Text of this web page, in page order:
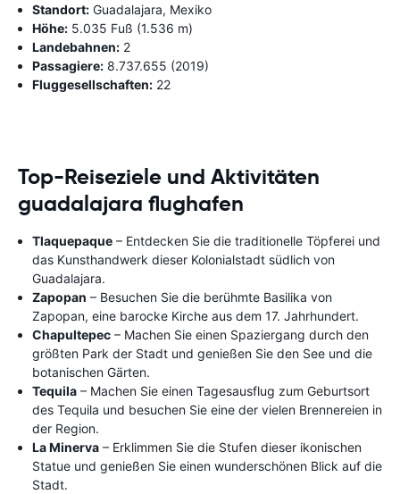
Standort: Guadalajara, Mexiko
Höhe: 5.035 Fuß (1.536 m)
Landebahnen: 2
Passagiere: 8.737.655 (2019)
Fluggesellschaften: 22
Top-Reiseziele und Aktivitäten
guadalajara flughafen
Tlaquepaque – Entdecken Sie die traditionelle Töpferei und
das Kunsthandwerk dieser Kolonialstadt südlich von
Guadalajara.
Zapopan – Besuchen Sie die berühmte Basilika von
Zapopan, eine barocke Kirche aus dem 17. Jahrhundert.
Chapultepec – Machen Sie einen Spaziergang durch den
größten Park der Stadt und genießen Sie den See und die
botanischen Gärten.
Tequila – Machen Sie einen Tagesausflug zum Geburtsort
des Tequila und besuchen Sie eine der vielen Brennereien in
der Region.
La Minerva – Erklimmen Sie die Stufen dieser ikonischen
Statue und genießen Sie einen wunderschönen Blick auf die
Stadt.